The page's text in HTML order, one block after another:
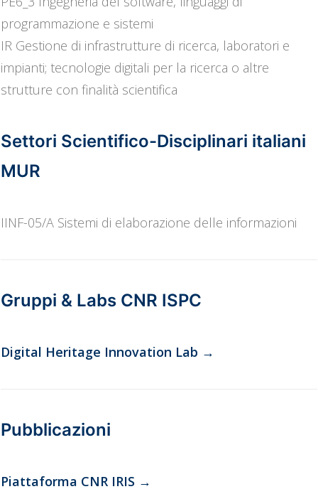
programmazione e sistemi
IR Gestione di infrastrutture di ricerca, laboratori e
impianti; tecnologie digitali per la ricerca o altre
strutture con finalità scientifica
Settori Scientifico-Disciplinari italiani
MUR
IINF-05/A Sistemi di elaborazione delle informazioni
Gruppi & Labs CNR ISPC
Digital Heritage Innovation Lab →
Pubblicazioni
Piattaforma CNR IRIS →